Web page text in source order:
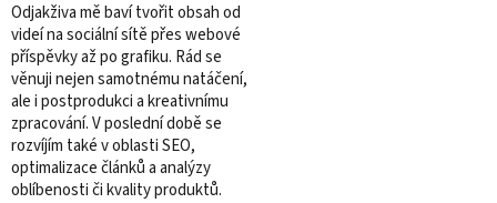
Odjakživa mě baví tvořit obsah od
videí na sociální sítě přes webové
příspěvky až po grafiku. Rád se
věnuji nejen samotnému natáčení,
ale i postprodukci a kreativnímu
zpracování. V poslední době se
rozvíjím také v oblasti SEO,
optimalizace článků a analýzy
oblíbenosti či kvality produktů.